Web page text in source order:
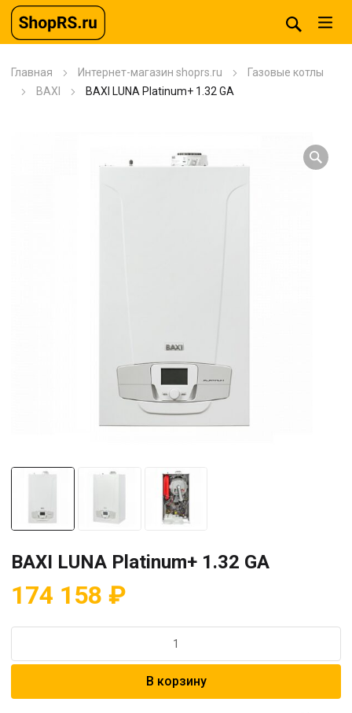
Главная Интернет-магазин shoprs.ru
Газовые котлы
BAXI
BAXI LUNA Platinum+ 1.32 GA
BAXI LUNA Platinum+ 1.32 GA
174 158 ₽
BAXI
В корзину